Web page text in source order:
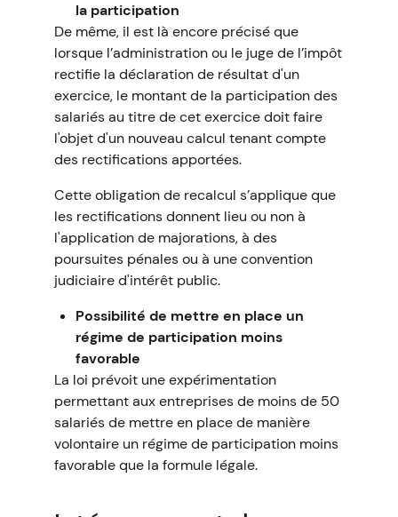
la participation
De même, il est là encore précisé que
lorsque l’administration ou le juge de l’impôt
rectifie la déclaration de résultat d'un
exercice, le montant de la participation des
salariés au titre de cet exercice doit faire
l'objet d'un nouveau calcul tenant compte
des rectifications apportées.
Cette obligation de recalcul s’applique que
les rectifications donnent lieu ou non à
l'application de majorations, à des
poursuites pénales ou à une convention
judiciaire d'intérêt public.
Possibilité de mettre en place un
régime de participation moins
favorable
La loi prévoit une expérimentation
permettant aux entreprises de moins de 50
salariés de mettre en place de manière
volontaire un régime de participation moins
favorable que la formule légale.